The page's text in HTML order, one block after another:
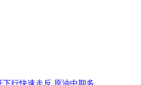
下行快速走反 原油中期多